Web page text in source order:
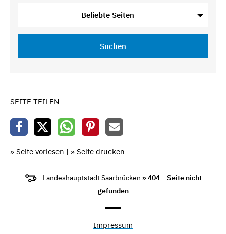
Beliebte Seiten
Suchen
SEITE TEILEN
» Seite vorlesen | » Seite drucken
Landeshauptstadt Saarbrücken » 404 – Seite nicht
gefunden
Impressum